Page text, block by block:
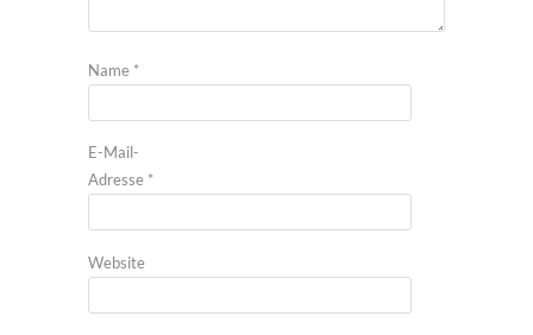
Name *
E-Mail-
Adresse *
Website